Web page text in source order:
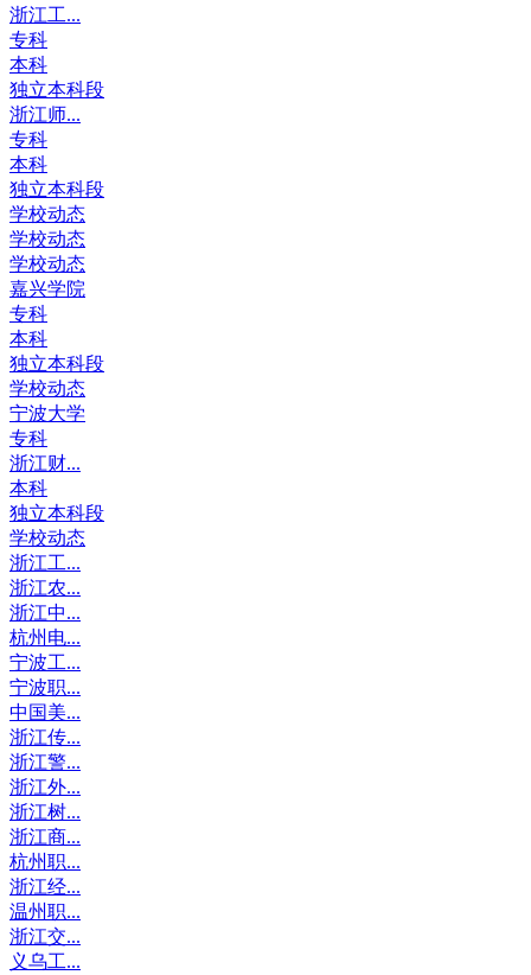
浙江工...
专科
本科
独立本科段
浙江师...
专科
本科
独立本科段
学校动态
学校动态
学校动态
嘉兴学院
专科
本科
独立本科段
学校动态
宁波大学
专科
浙江财...
本科
独立本科段
学校动态
浙江工...
浙江农...
浙江中...
杭州电...
宁波工...
宁波职...
中国美...
浙江传...
浙江警...
浙江外...
浙江树...
浙江商...
杭州职...
浙江经...
温州职...
浙江交...
义乌工...